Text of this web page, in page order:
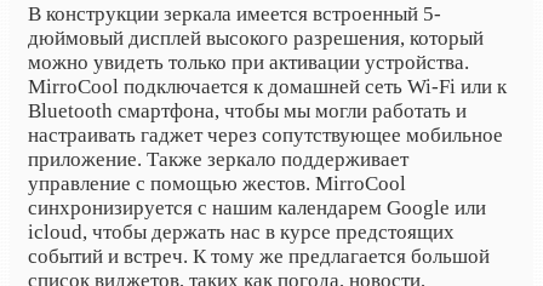
В конструкции зеркала имеется встроенный 5-
дюймовый дисплей высокого разрешения, который
можно увидеть только при активации устройства.
MirroCool подключается к домашней сеть Wi-Fi или к
Bluetooth смартфона, чтобы мы могли работать и
настраивать гаджет через сопутствующее мобильное
приложение. Также зеркало поддерживает
управление с помощью жестов. MirroCool
синхронизируется с нашим календарем Google или
icloud, чтобы держать нас в курсе предстоящих
событий и встреч. К тому же предлагается большой
список виджетов, таких как погода, новости,